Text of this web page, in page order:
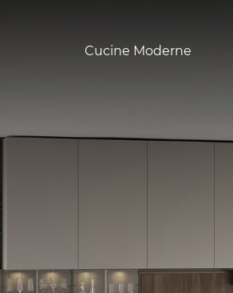
Cucine Moderne